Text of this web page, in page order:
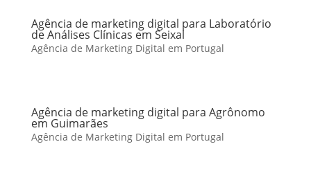
Agência de marketing digital para Laboratório
de Análises Clínicas em Seixal
Agência de Marketing Digital em Portugal
Agência de marketing digital para Agrônomo
em Guimarães
Agência de Marketing Digital em Portugal